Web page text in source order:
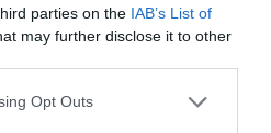
parties on the IAB’s List of
may further disclose it to other
Opt Outs
la dimensió que tingui